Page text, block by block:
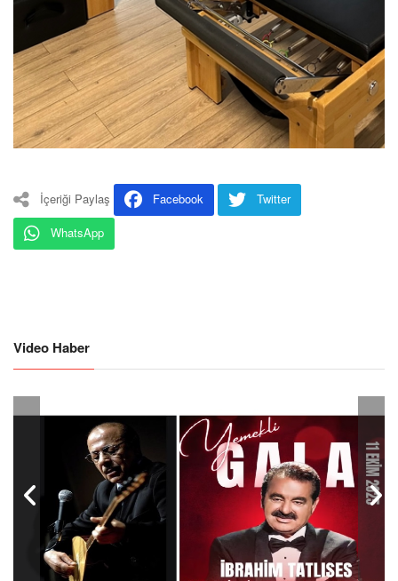
İçeriği Paylaş Facebook
Twitter
WhatsApp
Video Haber